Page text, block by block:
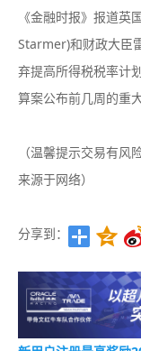
《金融时报》报道英
Starmer)和财政大臣
弃提高所得税税率计
算案公布前几周的重大
（温馨提示交易有
来源于网络）
分享到：